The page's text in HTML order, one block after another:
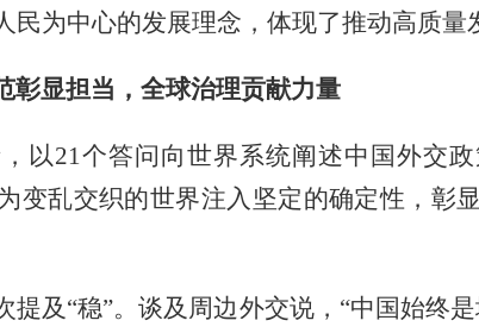
民为中心的发展理念，体现了推动高质量
彰显担当，全球治理贡献力量
以21个答问向世界系统阐述中国外交
变乱交织的世界注入坚定的确定性，彰
提及“稳”。谈及周边外交说，“中国始终